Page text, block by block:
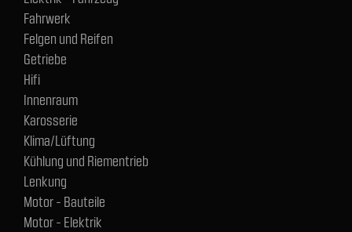
Fahrwerk
Felgen und Reifen
Getriebe
Hifi
Innenraum
Karosserie
Klima/Lüftung
Kühlung und Riementrieb
Lenkung
Motor - Bauteile
Motor - Elektrik